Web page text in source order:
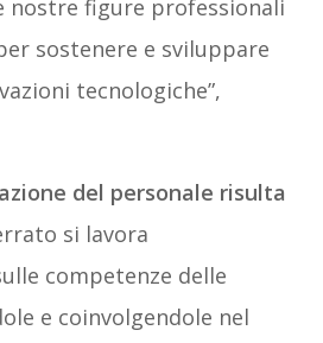
nostre figure professionali
sostenere e sviluppare
tecnologiche”,
del personale risulta
si lavora
competenze delle
e coinvolgendole nel